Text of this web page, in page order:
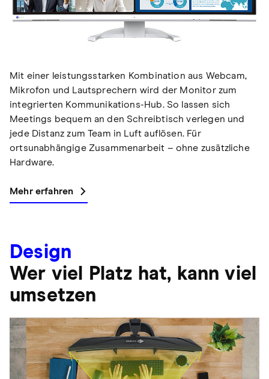
Mit einer leistungsstarken Kombination aus Webcam,
Mikrofon und Lautsprechern wird der Monitor zum
integrierten Kommunikations-Hub. So lassen sich
Meetings bequem an den Schreibtisch verlegen und
jede Distanz zum Team in Luft auflösen. Für
ortsunabhängige Zusammenarbeit – ohne zusätzliche
Hardware.
Mehr erfahren
Design
Wer viel Platz hat, kann viel
umsetzen